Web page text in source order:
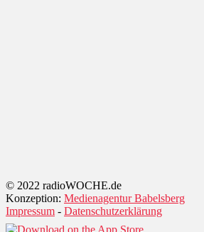
© 2022 radioWOCHE.de
Konzeption: Medienagentur Babelsberg
Impressum - Datenschutzerklärung